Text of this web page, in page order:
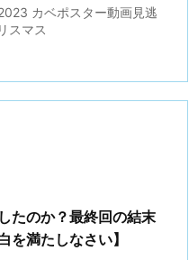
カベポスター動画見逃
スマス
たのか？最終回の結末
を満たしなさい】